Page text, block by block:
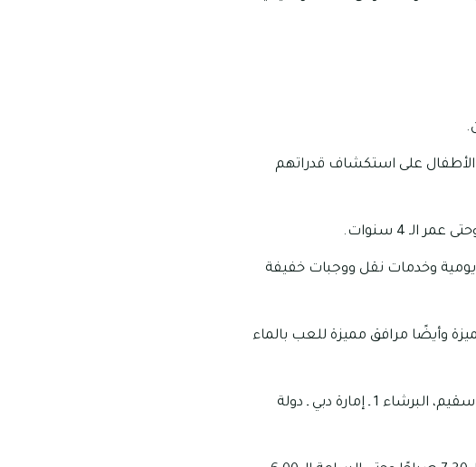
الأطفال على استكشاف قدراتهم
طبية يومية وخدمات نقل ووجبات خفيفة
وأيضًا مرافق مميزة للعب بالماء
العنوان الخاص بهذه الحضانة: مكتب 6، الطابق الأرضي، بناية اريديوم، شارع أم سقيم، البرشاء 1 ـ إمارة دبي ـ دولة